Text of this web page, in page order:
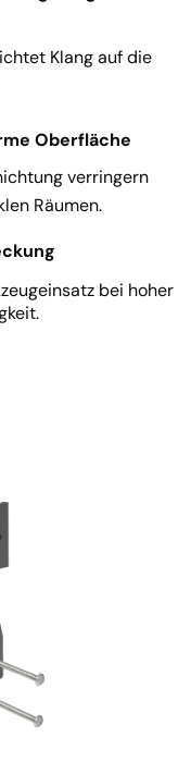
Klang auf die
Oberfläche
verringern
Räumen.
bei hoher